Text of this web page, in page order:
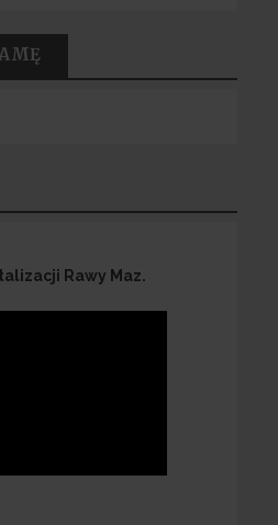
Rawy Maz.